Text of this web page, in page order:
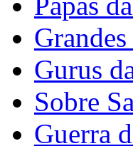
Gurus
Sobre
Guerra